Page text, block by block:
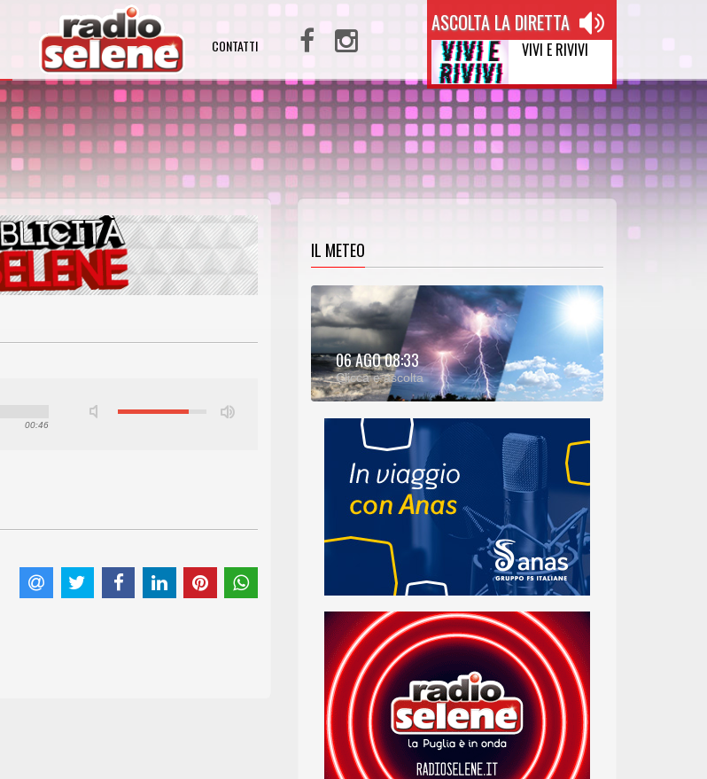
CONTATTI
ASCOLTA LA DIRETTA
VIVI E RIVIVI
00:46
IL METEO
06 AGO 08:33
Clicca e ascolta
METEO:
00:00
00:31